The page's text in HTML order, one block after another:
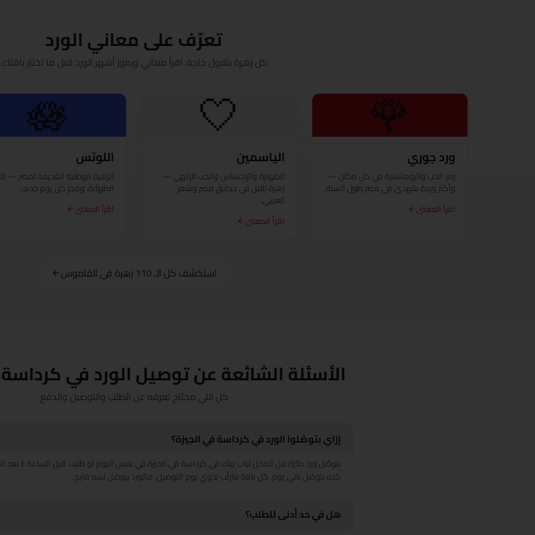
تعرّف على معاني الورد
كل زهرة بتقول حاجة. اقرأ معاني ورموز أشهر الورد قبل ما تختار باقتك.
🌹
ورد جوري
رمز الحب والرومانسية في كل مكان —
وأكتر وردة بتتهدي في مصر طول السنة.
اقرأ المعنى
🤍
الياسمين
الطهارة والإحساس والحب الإلهي —
زهرة الليل في حدايق مصر وشعر
العربي.
اقرأ المعنى
🪷
اللوتس
الزهرة الوطنية القديمة لمصر —
الطهارة، وفجر كل يوم جديد.
اقرأ المعنى
استكشف كل الـ 110 زهرة في القاموس
الأسئلة الشائعة عن توصيل الورد في
كل اللي محتاج تعرفه عن الطلب والتوصيل والدفع
إزاي بتوصّلوا الورد في كرداسة في الجيزة؟
بنوصّل ورد طازة من
كده بتوصّل تاني يوم. كل باقة بتترتّب يدوي يوم التوصيل، فالورد بيوصّل لسه فايح.
هل في حد أدنى للطلب؟
الجيزة
الإسماعيلية
كفر الشيخ
الأقصر
المنيا
شبين الكوم
السويس
طنطا